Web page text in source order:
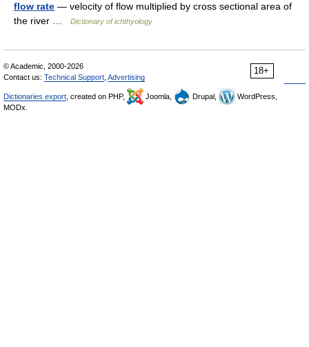
flow rate — velocity of flow multiplied by cross sectional area of
the river …
Dictionary of ichthyology
18+
© Academic, 2000-2026
Contact us: Technical Support Advertising
Dictionaries export , created on PHP, Joomla, Drupal,
WordPress,
MODx.